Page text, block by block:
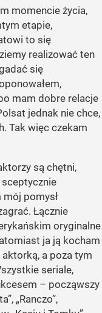
momencie życia,
etapie,
to się
realizować ten
się
mam dobre relacje
jednak nie chce,
Tak więc czekam
są chętni,
mój pomysł
Łącznie
oryginalne
ja ją kocham
a poza tym
seriale,
– począwszy
„Ranczo”,